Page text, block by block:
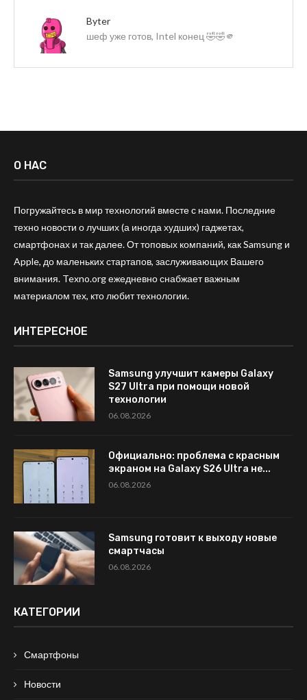
Byter
шеф уже готов, Intel конец 🤣🤣🫵
О НАС
Погружайтесь в мир технологий вместе с нами. Последние
техно новости о лучших (а иногда худших) гаджетах,
смартфонах и так далее. От топовых компаний, как Samsung и
Apple, до маленьких стартапов, заслуживающих Вашего
внимания. Texno.org ежедневно снабжает важным
материалом тех, кто любит технологии.
ИНТЕРЕСНОЕ
Samsung улучшит камеры Galaxy
S27 Ultra при помощи новой
технологии
06.08.2026
Официально: проблема с красным
экраном на Galaxy S26 Ultra не...
06.08.2026
Samsung готовит к выходу новые
смартчасы
06.08.2026
КАТЕГОРИИ
Смартфоны
Новости